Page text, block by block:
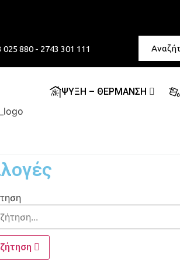
025 880 - 2743 301 111
ΨΥΞΗ – ΘΕΡΜΑΝΣΗ